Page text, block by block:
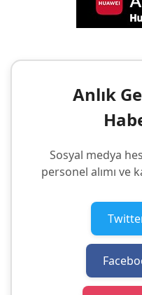
Anlık
Sosyal medya
personel alımı ve